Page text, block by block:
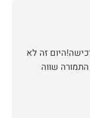
זה לא
שווה